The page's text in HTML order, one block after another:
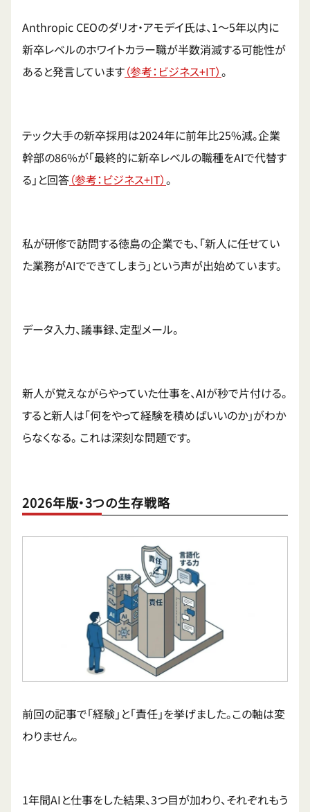
Anthropic CEOのダリオ・アモデイ氏は、1〜5年以内に
新卒レベルのホワイトカラー職が半数消滅する可能性が
あると発言しています（参考：ビジネス+IT）。
テック大手の新卒採用は2024年に前年比25%減。企業
幹部の86%が「最終的に新卒レベルの職種をAIで代替す
る」と回答（参考：ビジネス+IT）。
私が研修で訪問する徳島の企業でも、「新人に任せてい
た業務がAIでできてしまう」という声が出始めています。
データ入力、議事録、定型メール。
新人が覚えながらやっていた仕事を、AIが秒で片付ける。
すると新人は「何をやって経験を積めばいいのか」がわか
らなくなる。 これは深刻な問題です。
2026年版・3つの生存戦略
前回の記事で「経験」と「責任」を挙げました。この軸は変
わりません。
1年間AIと仕事をした結果、3つ目が加わり、それぞれもう